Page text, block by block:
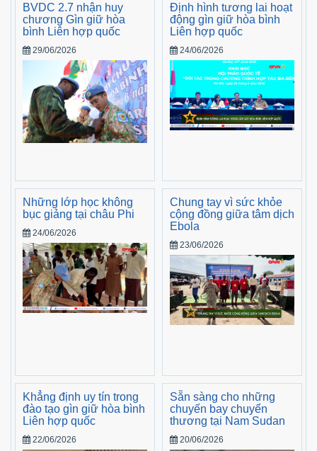
BVDC 2.7 nhận huy
chương Gìn giữ hòa
bình Liên hợp quốc
29/06/2026
Định hình tương lai hoạt
động gìn giữ hòa bình
Liên hợp quốc
24/06/2026
Những lớp học không
bục giảng tại châu Phi
24/06/2026
Chung tay vì sức khỏe
cộng đồng giữa tâm dịch
Ebola
23/06/2026
Khẳng định uy tín trong
đào tạo gìn giữ hòa bình
Liên hợp quốc
22/06/2026
Sẵn sàng cho những
chuyến bay chuyển
thương tại Nam Sudan
20/06/2026